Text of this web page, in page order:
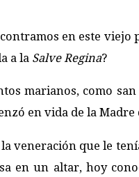
en este viejo
a la Salve Regina?
marianos, como
en vida de la Madre
la veneración que le
en un altar, hoy